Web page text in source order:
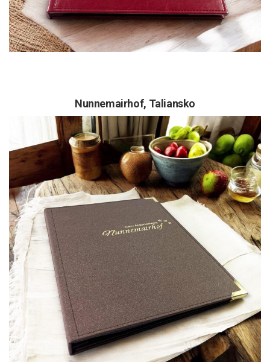
Nunnemairhof, Taliansko